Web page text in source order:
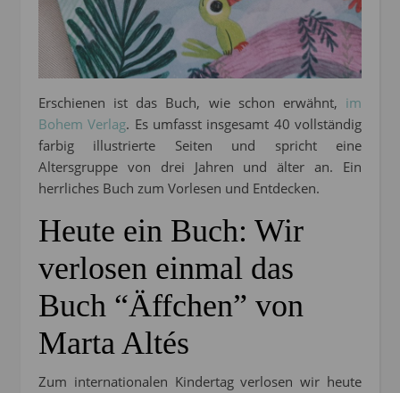
Erschienen ist das Buch, wie schon erwähnt, im
Bohem Verlag. Es umfasst insgesamt 40 vollständig
farbig illustrierte Seiten und spricht eine
Altersgruppe von drei Jahren und älter an. Ein
herrliches Buch zum Vorlesen und Entdecken.
Heute ein Buch: Wir
verlosen einmal das
Buch “Äffchen” von
Marta Altés
Zum internationalen Kindertag verlosen wir heute